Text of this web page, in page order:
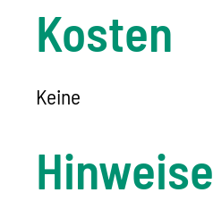
Kosten
Keine
Hinweise